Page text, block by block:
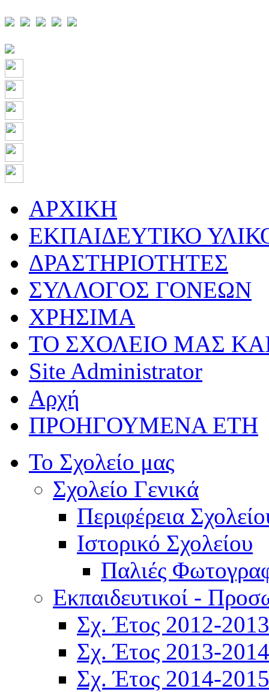
ΑΡΧΙΚΗ
ΕΚΠΑΙΔΕΥΤΙΚΟ
ΔΡΑΣΤΗΡΙΟΤΗΤΕΣ
ΣΥΛΛΟΓΟΣ ΓΟΝΕΩΝ
ΧΡΗΣΙΜΑ
ΤΟ ΣΧΟΛΕΙΟ ΜΑΣ
Site Administrator
Αρχή
ΠΡΟΗΓΟΥΜΕΝΑ ΕΤΗ
Το Σχολείο μας
Σχολείο Γενικά
Περιφέρεια
Ιστορικό Σχολείου
Παλιές
Εκπαιδευτικοί -
Σχ. Έτος 2012-2013
Σχ. Έτος 2013-2014
Σχ. Έτος 2014-2015